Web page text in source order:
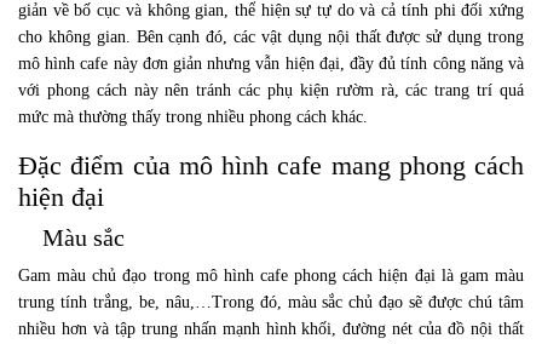
giản về bố cục và không gian, thể hiện sự tự do và cả tính phi đối xứng
cho không gian. Bên cạnh đó, các vật dụng nội thất được sử dụng trong
mô hình cafe này đơn giản nhưng vẫn hiện đại, đầy đủ tính công năng và
với phong cách này nên tránh các phụ kiện rườm rà, các trang trí quá
mức mà thường thấy trong nhiều phong cách khác.
Đặc điểm của mô hình cafe mang phong cách
hiện đại
Màu sắc
Gam màu chủ đạo trong mô hình cafe phong cách hiện đại là gam màu
trung tính trắng, be, nâu,…Trong đó, màu sắc chủ đạo sẽ được chú tâm
nhiều hơn và tập trung nhấn mạnh hình khối, đường nét của đồ nội thất